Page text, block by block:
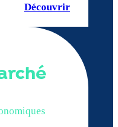
Découvrir